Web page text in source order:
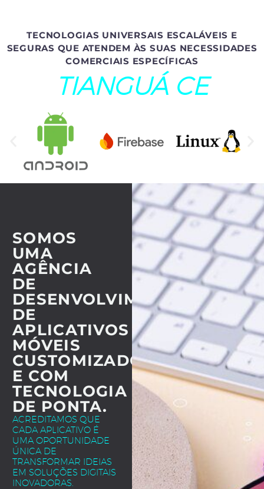
TECNOLOGIAS UNIVERSAIS ESCALÁVEIS E
SEGURAS QUE ATENDEM ÀS SUAS NECESSIDADES
COMERCIAIS ESPECÍFICAS
TIANGUÁ CE
SOMOS
UMA
AGÊNCIA
DE
DESENVOLVIMENTO
DE
APLICATIVOS
MÓVEIS
CUSTOMIZADOS
E COM
TECNOLOGIA
DE PONTA.
ACREDITAMOS QUE
CADA APLICATIVO É
UMA OPORTUNIDADE
ÚNICA DE
TRANSFORMAR IDEIAS
EM SOLUÇÕES DIGITAIS
INOVADORAS.